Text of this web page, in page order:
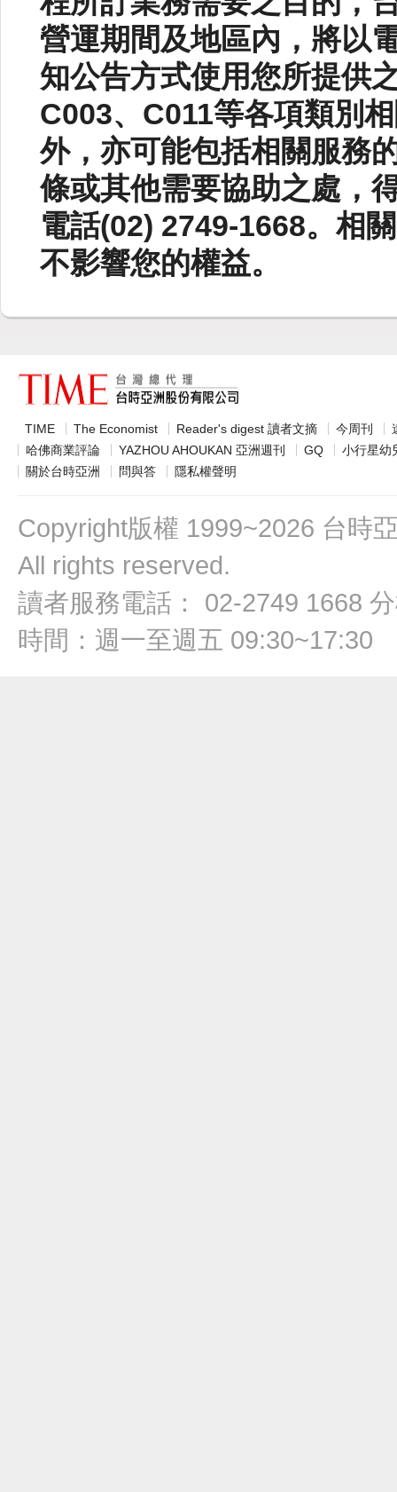
營運期間及地區內，將以
知公告方式使用您所提供
C003、C011等各項類別
外，亦可能包括相關服務
條或其他需要協助之處，
電話(02) 2749-1668。相
不影響您的權益。
TIME The Economist Reader's digest 讀者文摘 今周刊
哈佛商業評論
YAZHOU AHOUKAN 亞洲週刊 GQ
小行星幼
關於台時亞洲
問與答 隱私權聲明
Copyright版權 1999~2026 台時
All rights reserved.
讀者服務電話： 02-2749 1668
時間：週一至週五 09:30~17:30